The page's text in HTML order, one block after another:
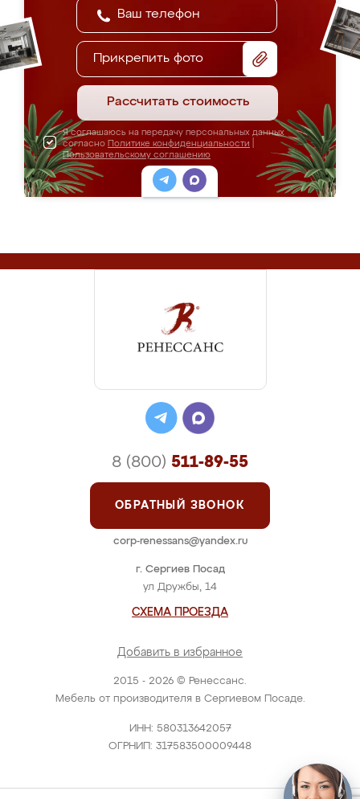
Прикрепить фото
Рассчитать стоимость
Я соглашаюсь на передачу персональных данных
согласно Политике конфиденциальности
Пользовательскому соглашению
2015 - 2026 © Ренессанс.
Мебель от производителя в Сергиевом Посаде.
ИНН: 580313642057
ОГРНИП: 317583500009448
г. Сергиев Посад
ул Дружбы, 14
СХЕМА ПРОЕЗДА
Добавить в избранное
8 (800) 511-89-55
ОБРАТНЫЙ ЗВОНОК
corp-renessans@yandex.ru